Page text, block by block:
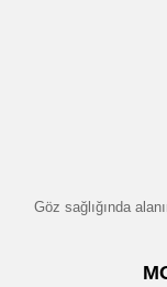
Göz sağlığında